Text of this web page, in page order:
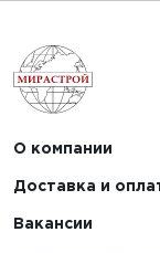
О компании
Доставка и
Вакансии